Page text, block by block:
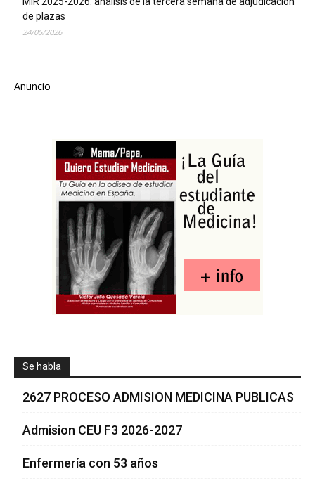
de plazas
24/05/2026
Anuncio
Se habla
2627 PROCESO ADMISION MEDICINA PUBLICAS
Admision CEU F3 2026-2027
Enfermería con 53 años